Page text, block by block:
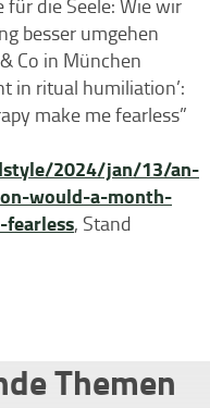
für die Seele: Wie wir
besser umgehen
Co in München
in ritual humiliation’:
make me fearless”
2024/jan/13/an-
would-a-month-
, Stand
Themen